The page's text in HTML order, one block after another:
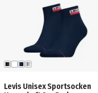
Levis Unisex Sportsocken